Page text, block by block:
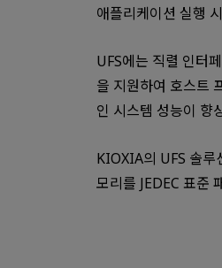
애플리케이션 실행
UFS에는 직렬 인터
을 지원하여 호스트
인 시스템 성능이 향
KIOXIA의 UFS 솔루
모리를 JEDEC 표준